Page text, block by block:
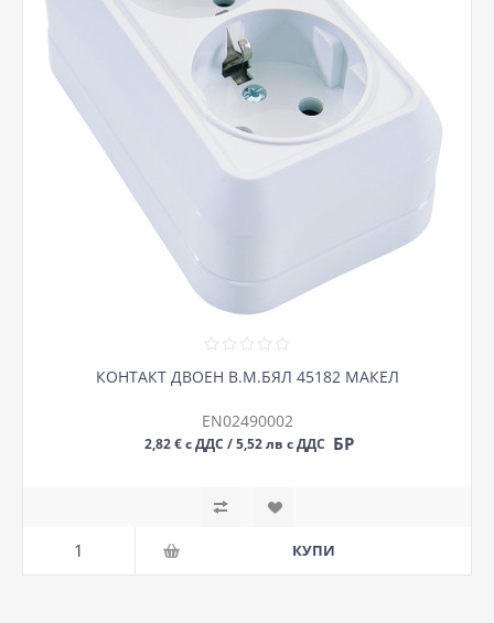
КОНТАКТ ДВОЕН В.М.БЯЛ 45182 МАКЕЛ
EN02490002
2,82 € с ДДС / 5,52 лв с ДДС БР